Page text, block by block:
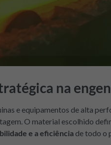
na
e equipamentos de alta
O material escolhido
e a eficiência de todo o